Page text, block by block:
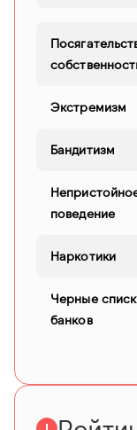
Экстремизм
Бандитизм
поведение
Наркотики
Черные
банков